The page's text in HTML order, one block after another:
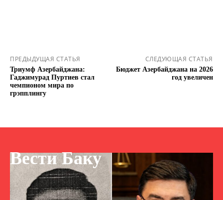
ПРЕДЫДУЩАЯ СТАТЬЯ
Триумф Азербайджана:
Гаджимурад Пуртиев стал
чемпионом мира по
грэпплингу
СЛЕДУЮЩАЯ СТАТЬЯ
Бюджет Азербайджана на 2026
год увеличен
Вести Баку